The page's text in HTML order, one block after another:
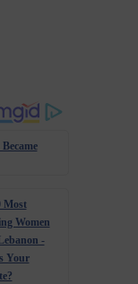
Most
Women
-
Your